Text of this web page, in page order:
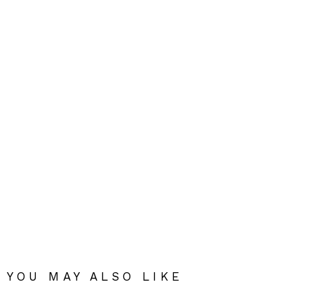
YOU MAY ALSO LIKE